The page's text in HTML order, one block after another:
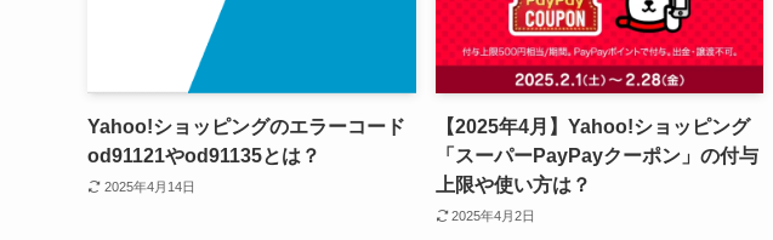
Yahoo!ショッピングのエラーコード
od91121やod91135とは？
2025年4月14日
【2025年4月】Yahoo!ショッピング
「スーパーPayPayクーポン」の付与
上限や使い方は？
2025年4月2日